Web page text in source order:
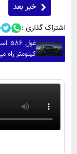
خبر بعد
اشتراک گذاری :
کیلومتر